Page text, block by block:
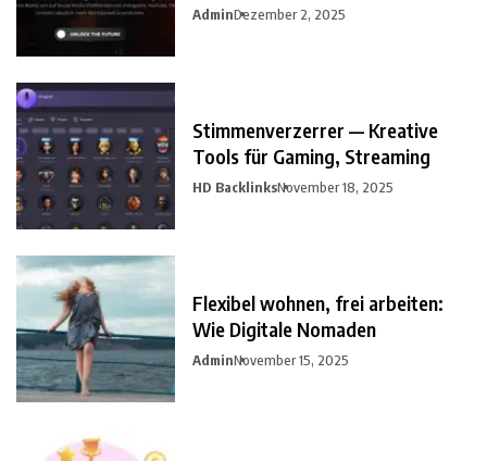
AdminDezember 2, 2025
Stimmenverzerrer — Kreative
Tools für Gaming, Streaming
HD BacklinksNovember 18, 2025
Flexibel wohnen, frei arbeiten:
Wie Digitale Nomaden
AdminNovember 15, 2025